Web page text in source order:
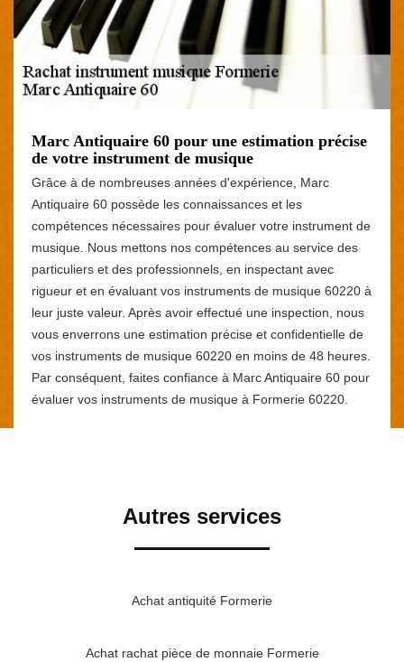
Marc Antiquaire 60 pour une estimation précise
de votre instrument de musique
Grâce à de nombreuses années d'expérience, Marc
Antiquaire 60 possède les connaissances et les
compétences nécessaires pour évaluer votre instrument de
musique. Nous mettons nos compétences au service des
particuliers et des professionnels, en inspectant avec
rigueur et en évaluant vos instruments de musique 60220 à
leur juste valeur. Après avoir effectué une inspection, nous
vous enverrons une estimation précise et confidentielle de
vos instruments de musique 60220 en moins de 48 heures.
Par conséquent, faites confiance à Marc Antiquaire 60 pour
évaluer vos instruments de musique à Formerie 60220.
Autres services
Achat antiquité Formerie
Achat rachat pièce de monnaie Formerie